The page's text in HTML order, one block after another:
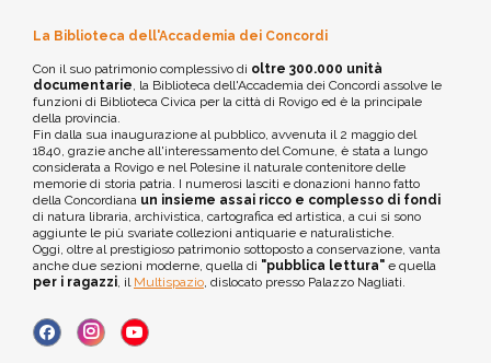
La Biblioteca dell'Accademia dei Concordi
Con il suo patrimonio complessivo di oltre 300.000 unità
documentarie, la Biblioteca dell'Accademia dei Concordi assolve le
funzioni di Biblioteca Civica per la città di Rovigo ed è la principale
della provincia.
Fin dalla sua inaugurazione al pubblico, avvenuta il 2 maggio del
1840, grazie anche all'interessamento del Comune, è stata a lungo
considerata a Rovigo e nel Polesine il naturale contenitore delle
memorie di storia patria. I numerosi lasciti e donazioni hanno fatto
della Concordiana un insieme assai ricco e complesso di fondi
di natura libraria, archivistica, cartografica ed artistica, a cui si sono
aggiunte le più svariate collezioni antiquarie e naturalistiche.
Oggi, oltre al prestigioso patrimonio sottoposto a conservazione, vanta
anche due sezioni moderne, quella di "pubblica lettura" e quella
per i ragazzi, il Multispazio, dislocato presso Palazzo Nagliati.